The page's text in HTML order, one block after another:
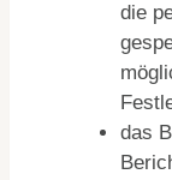
die
das